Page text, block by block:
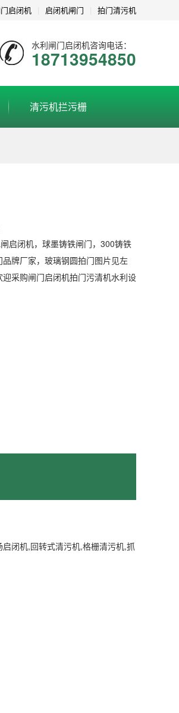
启闭机 启闭机闸门 拍门清污机
水利闸门启闭机咨询电话：
18713954850
清污机拦污栅
启闭机，球墨铸铁闸门，300铸铁
牌厂家，玻璃钢圆拍门图片见左
采购闸门启闭机拍门污清机水利设
闭机,回转式清污机,格栅清污机,抓